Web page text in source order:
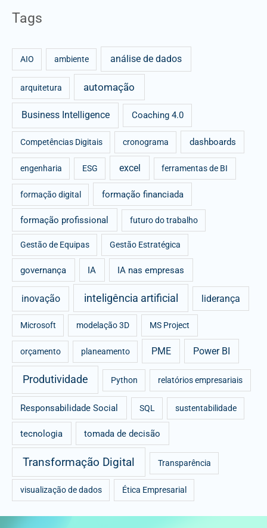
f
Tags
AIO ambiente análise de dados
arquitetura automação
Business Intelligence Coaching 4.0
Competências Digitais cronograma dashboards
engenharia ESG excel ferramentas de BI
formação digital formação financiada
formação profissional futuro do trabalho
Gestão de Equipas Gestão Estratégica
governança IA IA nas empresas
inovação inteligência artificial liderança
Microsoft modelação 3D MS Project
orçamento planeamento PME Power BI
Produtividade Python relatórios empresariais
Responsabilidade Social SQL sustentabilidade
tecnologia tomada de decisão
Transformação Digital Transparência
visualização de dados Ética Empresarial